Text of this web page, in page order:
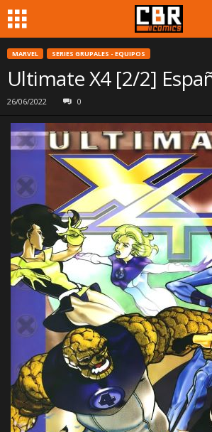
MARVEL SERIES GRUPALES - EQUIPOS
Ultimate X4 [2/2]
26/06/2022 0